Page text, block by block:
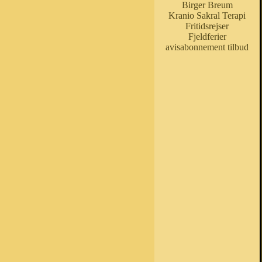
Birger Breum
Kranio Sakral Terapi
Fritidsrejser
Fjeldferier
avisabonnement tilbud